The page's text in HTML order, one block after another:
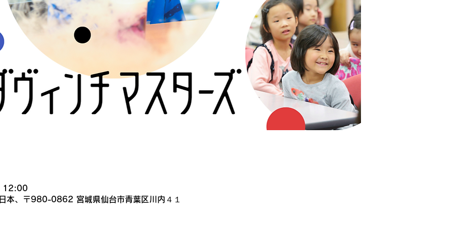
12:00
本、〒980-0862 宮城県仙台市青葉区川内４１